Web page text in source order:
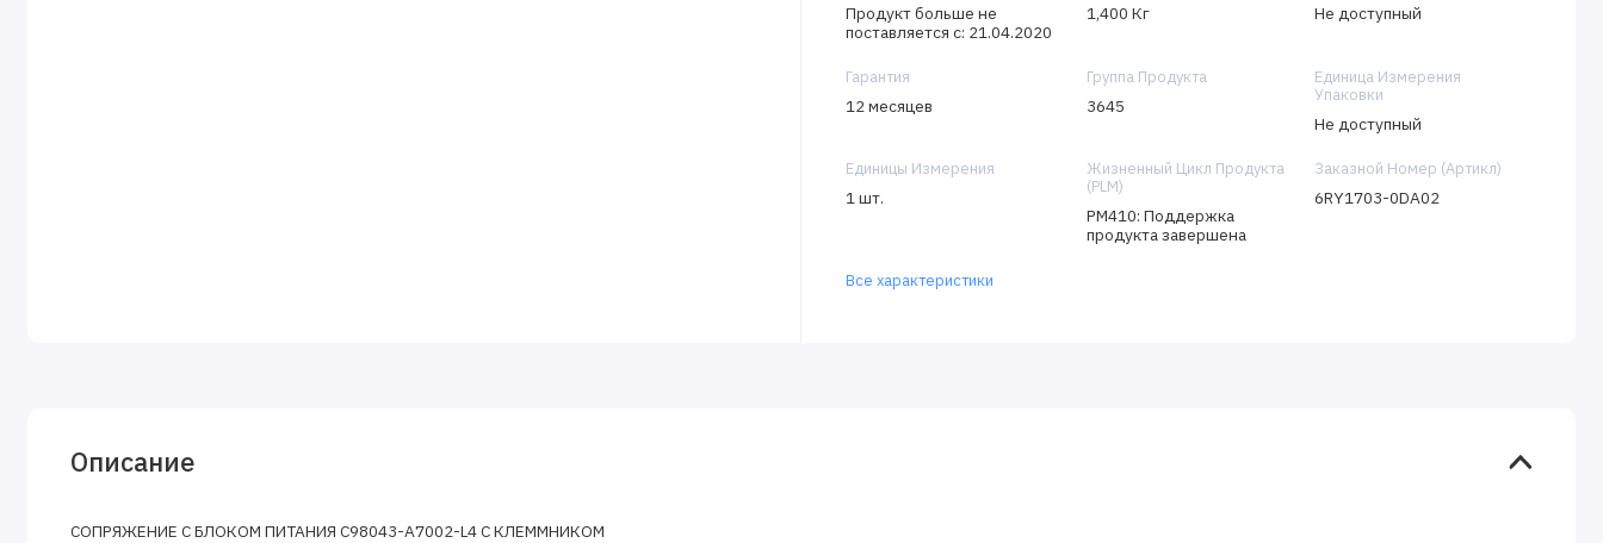
Продукт больше не
поставляется с: 21.04.2020
1,400 Кг Не доступный
Гарантия
12 месяцев
Группа Продукта
3645
Единица Измерения
Упаковки
Не доступный
Единицы Измерения
1 шт.
Жизненный Цикл Продукта
(PLM)
PM410: Поддержка
продукта завершена
Заказной Номер (Артикл)
6RY1703-0DA02
Все характеристики
Описание
СОПРЯЖЕНИЕ С БЛОКОМ ПИТАНИЯ C98043-A7002-L4 С КЛЕММНИКОМ